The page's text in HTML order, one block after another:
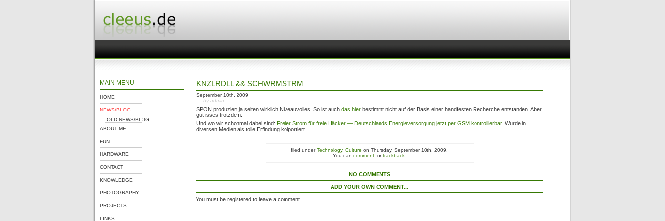
MAIN MENU
HOME
NEWS/BLOG
OLD NEWS/BLOG
ABOUT ME
FUN
HARDWARE
CONTACT
KNOWLEDGE
PHOTOGRAPHY
PROJECTS
LINKS
KNZLRDLL && SCHWRMSTRM
September 10th, 2009
by admin
SPON produziert ja selten wirklich Niveauvolles. So ist auchdas hier bestimmt nicht auf der Basis einer handfesten Recherche entstanden. Aber
gut isses trotzdem.
Und wo wir schonmal dabei sind: Freier Strom für freie Häcker — Deutschlands Energieversorgung jetzt per GSM kontrollierbar. Wurde in
diversen Medien als tolle Erfindung kolportiert.
filed underTechnology,Culture on Thursday, September 10th, 2009.
You can comment, ortrackback.
NO COMMENTS
ADD YOUR OWN COMMENT...
You must be registered to leave a comment.